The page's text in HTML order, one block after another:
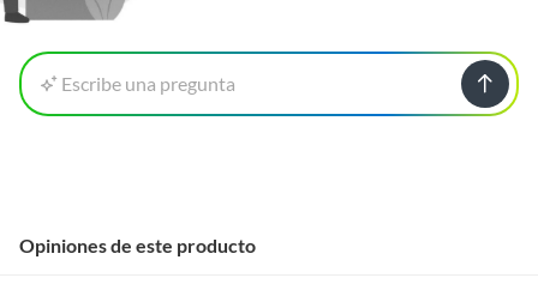
Escribe una pregunta
Opiniones de este producto